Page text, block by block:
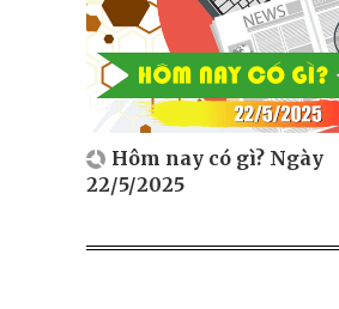
Hôm nay có gì? Ngày
22/5/2025